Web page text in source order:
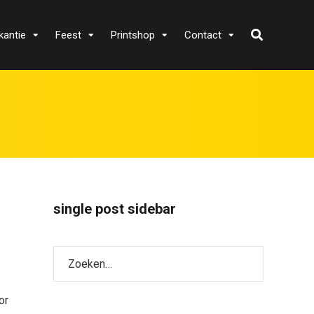
Feest Printshop Contact
single post sidebar